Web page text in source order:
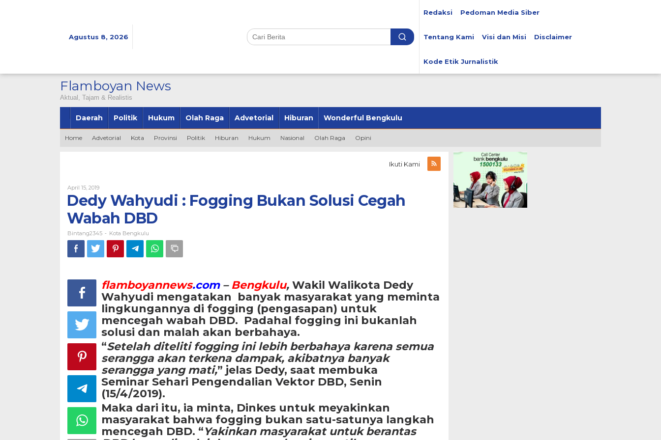
Agustus 8, 2026
Redaksi Pedoman Media Siber
Tentang Kami Visi dan Misi Disclaimer
Kode Etik Jurnalistik
Flamboyan News
Aktual, Tajam & Realistis
Daerah Politik Hukum Olah Raga Advetorial Hiburan Wonderful Bengkulu
Home Advetorial Kota Provinsi Politik Hiburan Hukum Nasional Olah Raga Opini
Ikuti Kami
April 15, 2019Oleh
Bintang2345
Dedy Wahyudi : Fogging Bukan Solusi Cegah
Wabah DBD
Bintang2345 - Kota Bengkulu
flamboyannews.com– Bengkulu,Wakil Walikota Dedy
Wahyudi mengatakan banyak masyarakat yang meminta
lingkungannya di fogging (pengasapan) untuk
mencegah wabah DBD. Padahal fogging ini bukanlah
solusi dan malah akan berbahaya.
“Setelah diteliti fogging ini lebih berbahaya karena semua
serangga akan terkena dampak, akibatnya banyak
serangga yang mati,” jelas Dedy, saat membuka
Seminar Sehari Pengendalian Vektor DBD, Senin
(15/4/2019).
Maka dari itu, ia minta, Dinkes untuk meyakinkan
masyarakat bahwa fogging bukan satu-satunya langkah
mencegah DBD. “Yakinkan masyarakat untuk berantas